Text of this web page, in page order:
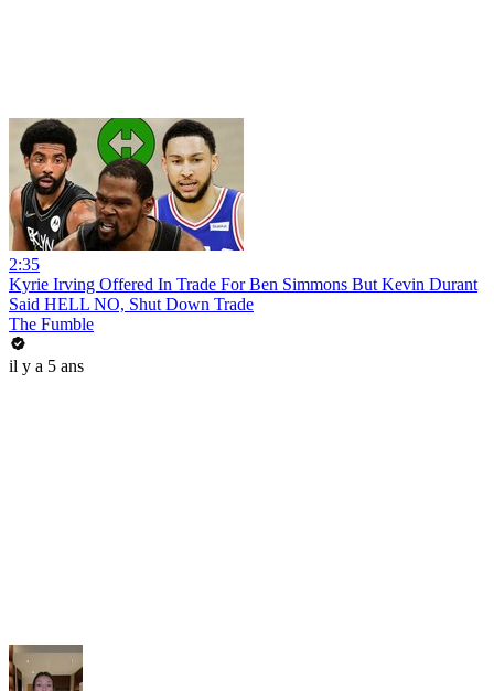
2:35
Kyrie Irving Offered In Trade For Ben Simmons But Kevin Durant
Said HELL NO, Shut Down Trade
The Fumble
il y a 5 ans